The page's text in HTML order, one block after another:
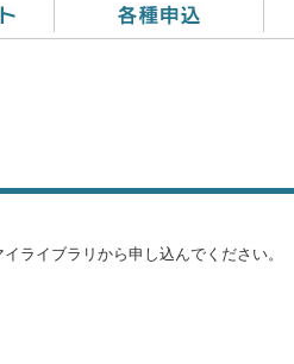
ライブラリから申し込んでください。